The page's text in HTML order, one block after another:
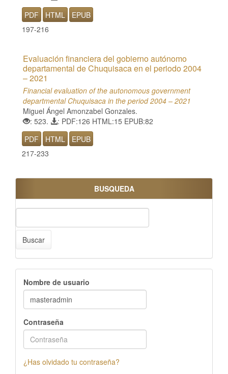
PDF
HTML
EPUB
197-216
Evaluación financiera del gobierno autónomo
departamental de Chuquisaca en el periodo 2004
– 2021
Financial evaluation of the autonomous government
departmental Chuquisaca in the period 2004 – 2021
Miguel Ángel Amonzabel Gonzales.
: 523.
: PDF:126 HTML:15 EPUB:82
PDF
HTML
EPUB
217-233
BUSQUEDA
Buscar
Nombre de usuario
Contraseña
¿Has olvidado tu contraseña?